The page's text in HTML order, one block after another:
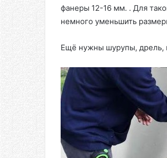
фанеры 12-16 мм. . Для
немного уменьшить
Ещё нужны шурупы, дрель,